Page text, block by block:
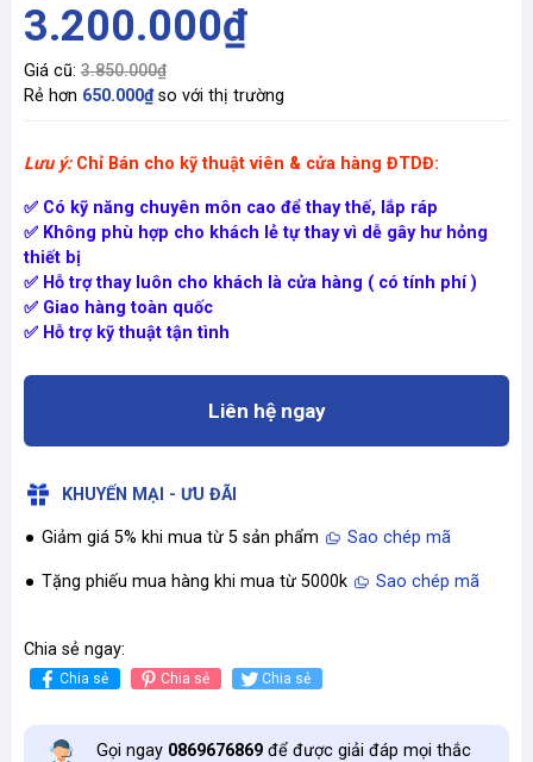
3.200.000₫
Giá cũ: 3.850.000₫
Rẻ hơn 650.000₫so với thị trường
Lưu ý: Chỉ Bán cho kỹ thuật viên & cửa hàng ĐTDĐ:
✅ Có kỹ năng chuyên môn cao để thay thế, lắp ráp
✅ Không phù hợp cho khách lẻ tự thay vì dễ gây hư hỏng
thiết bị
✅ Hỗ trợ thay luôn cho khách là cửa hàng ( có tính phí )
✅ Giao hàng toàn quốc
✅ Hỗ trợ kỹ thuật tận tình
Liên hệ ngay
KHUYẾN MẠI - ƯU ĐÃI
Giảm giá 5% khi mua từ 5 sản phẩm Sao chép mã
Tặng phiếu mua hàng khi mua từ 5000k Sao chép mã
Chia sẻ ngay:
Chia sẻ Chia sẻ Chia sẻ
Gọi ngay 0869676869 để được giải đáp mọi thắc